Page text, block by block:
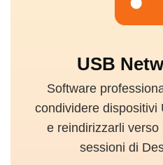
USB
Software
condividere dispositivi
e reindirizzarli
sessioni di